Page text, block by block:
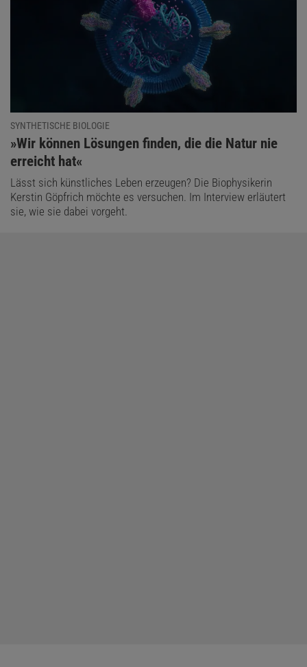
SYNTHETISCHE BIOLOGIE
:
»Wir können Lösungen finden, die die Natur nie
erreicht hat«
Lässt sich künstliches Leben erzeugen? Die Biophysikerin
Kerstin Göpfrich möchte es versuchen. Im Interview erläutert
sie, wie sie dabei vorgeht.